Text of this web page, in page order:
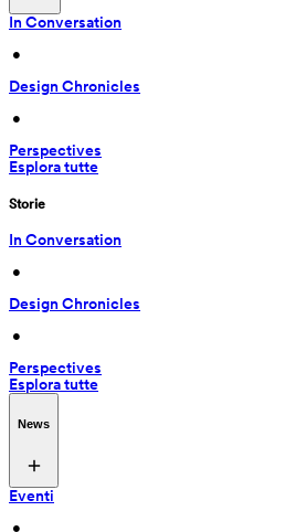
In Conversation
•
Design Chronicles
•
Perspectives
Esplora tutte
Storie
In Conversation
•
Design Chronicles
•
Perspectives
Esplora tutte
News
Eventi
•